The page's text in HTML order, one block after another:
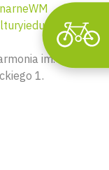
im. F.
1.